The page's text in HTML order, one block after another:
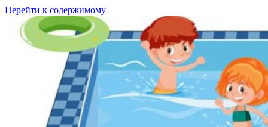
Перейти к содержимому